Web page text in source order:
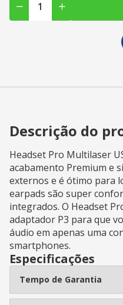
Descrição do
Headset Pro Multilaser
acabamento Premium e
externos e é ótimo para
earpads são super
integrados. O Headset
adaptador P3 para que
áudio em apenas uma
smartphones.
Especificações
Tempo de Garantia